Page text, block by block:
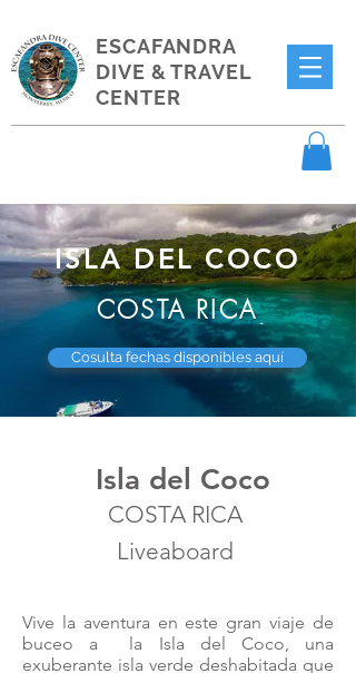
ESCAFANDRA
DIVE & TRAVEL
CENTER
ISLA DEL COCO
COSTA RICA
Cosulta fechas disponibles aquí
Isla del Coco
COSTA RICA
Liveaboard
Vive la aventura en este gran viaje de
buceo a la Isla del Coco, una
exuberante isla verde deshabitada que